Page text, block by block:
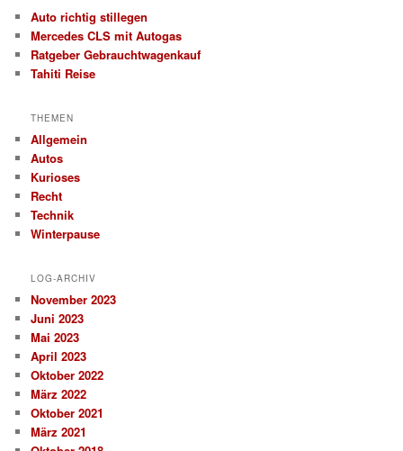
Auto richtig stillegen
Mercedes CLS mit Autogas
Ratgeber Gebrauchtwagenkauf
Tahiti Reise
THEMEN
Allgemein
Autos
Kurioses
Recht
Technik
Winterpause
LOG-ARCHIV
November 2023
Juni 2023
Mai 2023
April 2023
Oktober 2022
März 2022
Oktober 2021
März 2021